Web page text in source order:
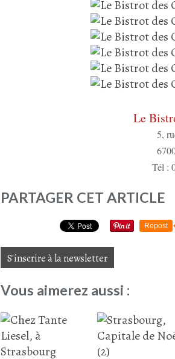
Le
5,
Tél :
PARTAGER CET ARTICLE
Repost
S'inscrire à la newsletter
Vous aimerez aussi :